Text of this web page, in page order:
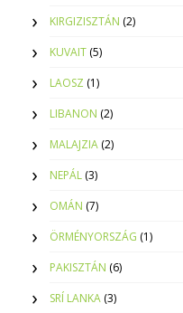
KIRGIZISZTÁN (2)
KUVAIT (5)
LAOSZ (1)
LIBANON (2)
MALAJZIA (2)
NEPÁL (3)
OMÁN (7)
ÖRMÉNYORSZÁG (1)
PAKISZTÁN (6)
SRÍ LANKA (3)